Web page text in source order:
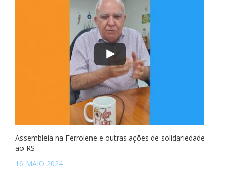
Assembleia na Ferrolene e outras ações de solidariedade
ao RS
16 MAIO 2024